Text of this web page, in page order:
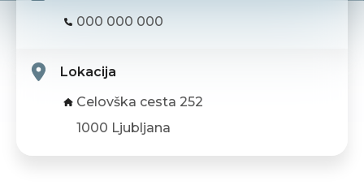
000 000 000
Lokacija
Celovška cesta 252
1000 Ljubljana